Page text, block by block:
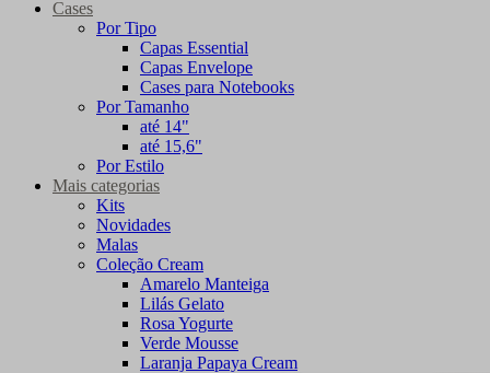
Cases
Por Tipo
Capas Essential
Capas Envelope
Cases para Notebooks
Por Tamanho
até 14"
até 15,6"
Por Estilo
Mais categorias
Kits
Novidades
Malas
Coleção Cream
Amarelo Manteiga
Lilás Gelato
Rosa Yogurte
Verde Mousse
Laranja Papaya Cream